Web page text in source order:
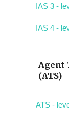
IAS 3 -
IAS 4 -
Agent
(ATS)
ATS -